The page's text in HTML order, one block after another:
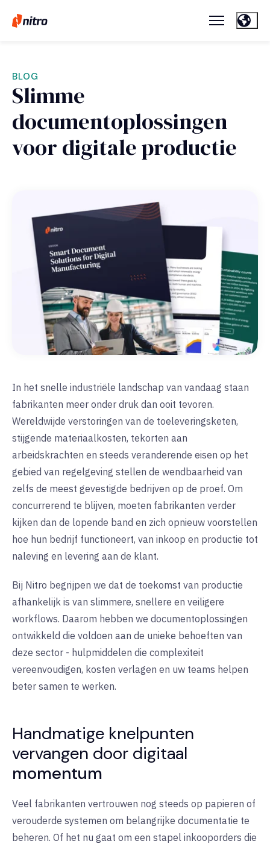
BLOG
Slimme
documentoplossingen
voor digitale productie
In het snelle industriële landschap van vandaag staan
fabrikanten meer onder druk dan ooit tevoren.
Wereldwijde verstoringen van de toeleveringsketen,
stijgende materiaalkosten, tekorten aan
arbeidskrachten en steeds veranderende eisen op het
gebied van regelgeving stellen de wendbaarheid van
zelfs de meest gevestigde bedrijven op de proef. Om
concurrerend te blijven, moeten fabrikanten verder
kijken dan de lopende band en zich opnieuw voorstellen
hoe hun bedrijf functioneert, van inkoop en productie tot
naleving en levering aan de klant.
Bij Nitro begrijpen we dat de toekomst van productie
afhankelijk is van slimmere, snellere en veiligere
workflows. Daarom hebben we documentoplossingen
ontwikkeld die voldoen aan de unieke behoeften van
deze sector - hulpmiddelen die complexiteit
vereenvoudigen, kosten verlagen en uw teams helpen
beter samen te werken.
Handmatige knelpunten
vervangen door digitaal
momentum
Veel fabrikanten vertrouwen nog steeds op papieren of
verouderde systemen om belangrijke documentatie te
beheren. Of het nu gaat om een stapel inkooporders die